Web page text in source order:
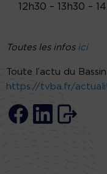
12h30 – 13h30 –
Toutes les infos ici
Toute l’actu du
https://tvba.fr/